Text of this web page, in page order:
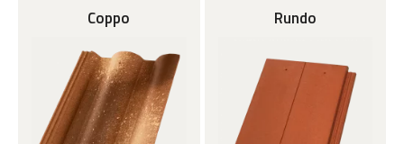
Coppo Rundo